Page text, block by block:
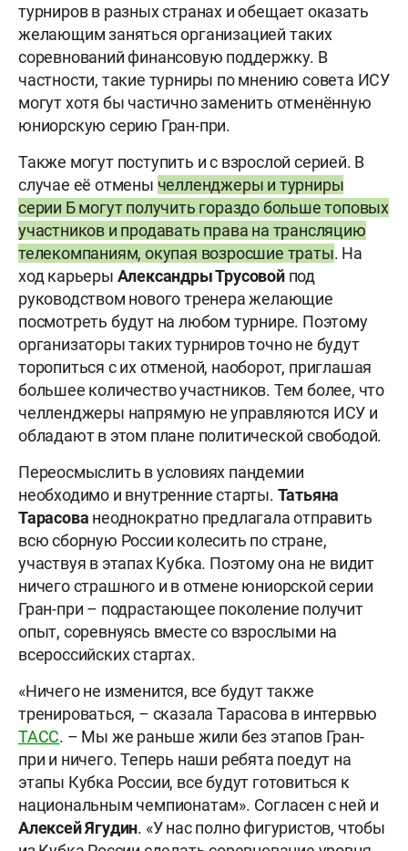
турниров в разных странах и обещает оказать
желающим заняться организацией таких
соревнований финансовую поддержку. В
частности, такие турниры по мнению совета ИСУ
могут хотя бы частично заменить отменённую
юниорскую серию Гран-при.
Также могут поступить и с взрослой серией. В
случае её отмены челленджеры и турниры
серии Б могут получить гораздо больше топовых
участников и продавать права на трансляцию
телекомпаниям, окупая возросшие траты. На
ход карьеры Александры Трусовойпод
руководством нового тренера желающие
посмотреть будут на любом турнире. Поэтому
организаторы таких турниров точно не будут
торопиться с их отменой, наоборот, приглашая
большее количество участников. Тем более, что
челленджеры напрямую не управляются ИСУ и
обладают в этом плане политической свободой.
Переосмыслить в условиях пандемии
необходимо и внутренние старты. Татьяна
Тарасова неоднократно предлагала отправить
всю сборную России колесить по стране,
участвуя в этапах Кубка. Поэтому она не видит
ничего страшного и в отмене юниорской серии
Гран-при – подрастающее поколение получит
опыт, соревнуясь вместе со взрослыми на
всероссийских стартах.
«Ничего не изменится, все будут также
тренироваться, – сказала Тарасова в интервью
ТАСС. – Мы же раньше жили без этапов Гран-
при и ничего. Теперь наши ребята поедут на
этапы Кубка России, все будут готовиться к
национальным чемпионатам». Согласен с ней и
Алексей Ягудин. «У нас полно фигуристов, чтобы